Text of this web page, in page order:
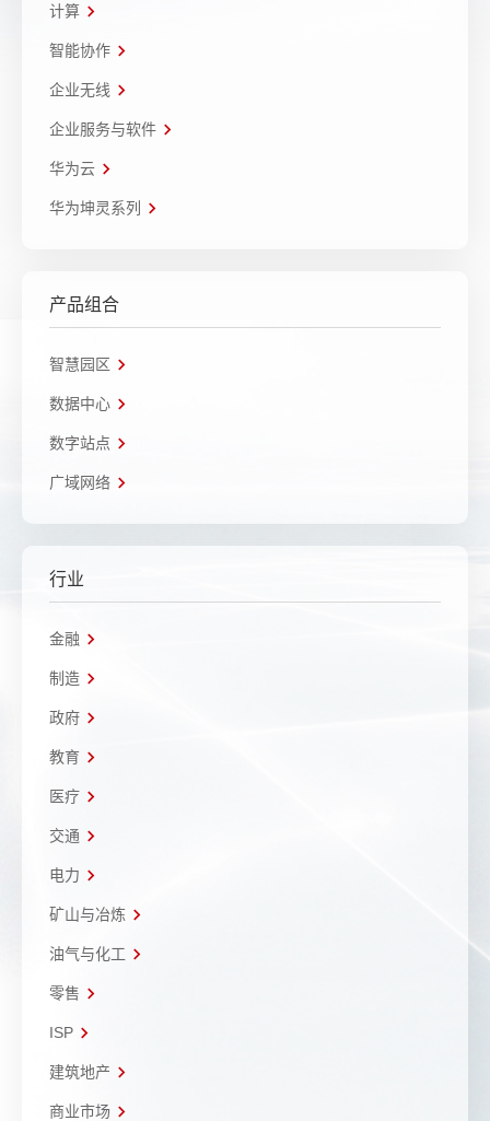
计算
智能协作
企业无线
企业服务与软件
华为云
华为坤灵系列
产品组合
智慧园区
数据中心
数字站点
广域网络
行业
金融
制造
政府
教育
医疗
交通
电力
矿山与冶炼
油气与化工
零售
ISP
建筑地产
商业市场